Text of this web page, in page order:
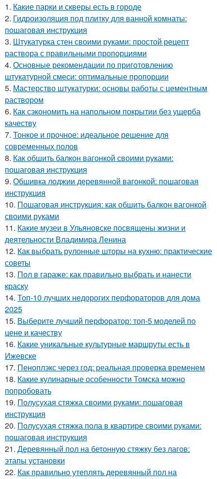
1. Какие парки и скверы есть в городе
2. Гидроизоляция под плитку для ванной комнаты:
пошаговая инструкция
3. Штукатурка стен своими руками: простой рецепт
раствора с правильными пропорциями
4. Основные рекомендации по приготовлению
штукатурной смеси: оптимальные пропорции
5. Мастерство штукатурки: основы работы с цементным
раствором
6. Как сэкономить на напольном покрытии без ущерба
качеству
7. Тонкое и прочное: идеальное решение для
современных полов
8. Как обшить балкон вагонкой своими руками:
пошаговая инструкция
9. Обшивка лоджии деревянной вагонкой: пошаговая
инструкция
10. Пошаговая инструкция: как обшить балкон вагонкой
своими руками
11. Какие музеи в Ульяновске посвящены жизни и
деятельности Владимира Ленина
12. Как выбрать рулонные шторы на кухню: практические
советы
13. Пол в гараже: как правильно выбрать и нанести
краску
14. Топ-10 лучших недорогих перфораторов для дома
2025
15. Выберите лучший перфоратор: топ-5 моделей по
цене и качеству
16. Какие уникальные культурные маршруты есть в
Ижевске
17. Пеноплэкс через год: реальная проверка временем
18. Какие кулинарные особенности Томска можно
попробовать
19. Полусухая стяжка своими руками: пошаговая
инструкция
20. Полусухая стяжка пола в квартире своими руками:
пошаговая инструкция
21. Деревянный пол на бетонную стяжку без лагов:
этапы установки
22. Как правильно утеплять деревянный пол на